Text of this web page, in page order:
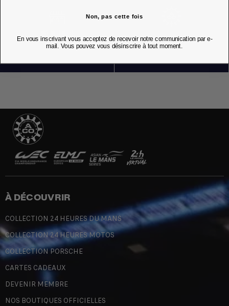
À DÉCOUVRIR
COLLECTION 24 HEURES DU MANS
COLLECTION 24 HEURES MOTOS
COLLECTION PORSCHE
CARTES CADEAUX
DEVENIR MEMBRE
NOS BOUTIQUES OFFICIELLES
Non, pas cette fois
En vous inscrivant vous acceptez de recevoir notre communication par e-
mail. Vous pouvez vous désinscrire à tout moment.